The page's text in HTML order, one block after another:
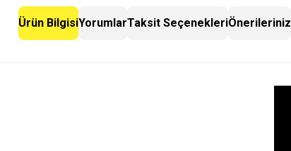
Ürün BilgisiYorumlarTaksit SeçenekleriÖnerileriniz